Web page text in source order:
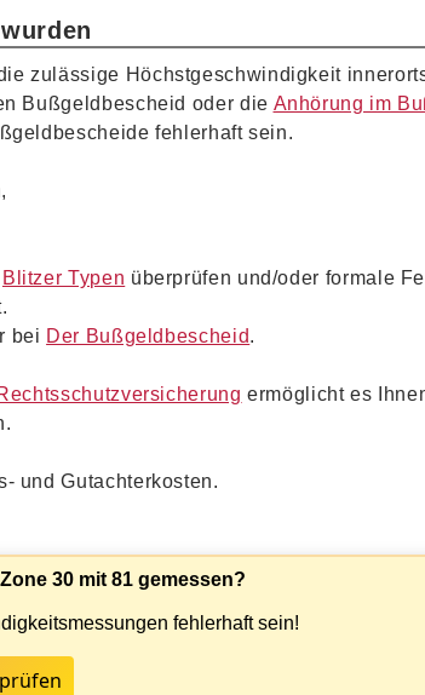
zulässige Höchstgeschwindigkeit
Bußgeldbescheid oder die Anhörung im
fehlerhaft sein.
Blitzer Typen überprüfen und/oder formale
bei Der Bußgeldbescheid.
ermöglicht es
und Gutachterkosten.
30 mit 81 gemessen?
fehlerhaft sein!